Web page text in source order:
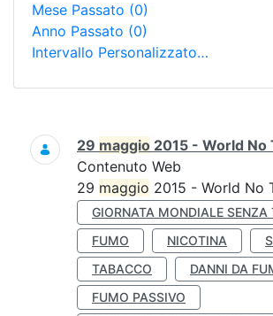
Mese Passato (0)
Anno Passato (0)
Intervallo Personalizzato…
Ricerca
29 maggio 2015 - World No
Contenuto Web
29 maggio 2015 - World No
GIORNATA MONDIALE SENZA
FUMO
NICOTINA
TABACCO
DANNI DA
FUMO PASSIVO